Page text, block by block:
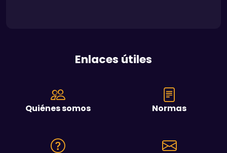
Enlaces útiles
Quiénes somos Normas